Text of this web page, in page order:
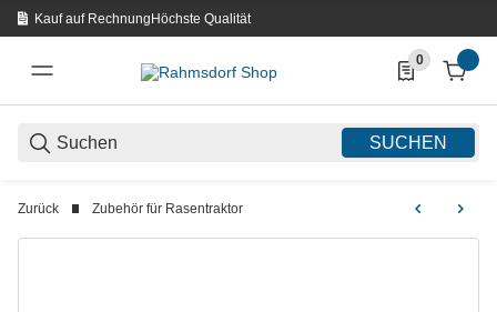
Kauf auf RechnungHöchste Qualität
SUCHEN
0
0 Produkte in
Zurück Zubehör für Rasentraktor